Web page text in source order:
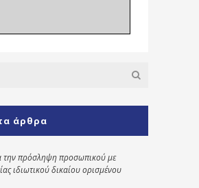
άρθρα
την πρόσληψη προσωπικού με
ιδιωτικού δικαίου ορισμένου